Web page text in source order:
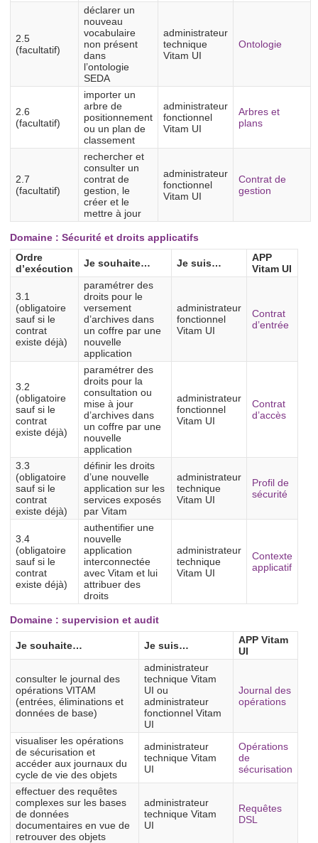
2.5
(facultatif)
déclarer un
nouveau
vocabulaire
non présent
dans
l’ontologie
SEDA
administrateur
technique
Vitam UI
Ontologie
2.6
(facultatif)
importer un
arbre de
positionnement
ou un plan de
classement
administrateur
fonctionnel
Vitam UI
Arbres et
plans
2.7
(facultatif)
rechercher et
consulter un
contrat de
gestion, le
créer et le
mettre à jour
administrateur
fonctionnel
Vitam UI
Contrat de
gestion
Domaine : Sécurité et droits applicatifs
Ordre
d’exécution
Je souhaite… Je suis…
APP
Vitam UI
3.1
(obligatoire
sauf si le
contrat
existe déjà)
paramétrer des
droits pour le
versement
d’archives dans
un coffre par une
nouvelle
application
administrateur
fonctionnel
Vitam UI
Contrat
d’entrée
3.2
(obligatoire
sauf si le
contrat
existe déjà)
paramétrer des
droits pour la
consultation ou
mise à jour
d’archives dans
un coffre par une
nouvelle
application
administrateur
fonctionnel
Vitam UI
Contrat
d’accès
3.3
(obligatoire
sauf si le
contrat
existe déjà)
définir les droits
d’une nouvelle
application sur les
services exposés
par Vitam
administrateur
technique
Vitam UI
Profil de
sécurité
3.4
(obligatoire
sauf si le
contrat
existe déjà)
authentifier une
nouvelle
application
interconnectée
avec Vitam et lui
attribuer des
droits
administrateur
technique
Vitam UI
Contexte
applicatif
Domaine : supervision et audit
Je souhaite… Je suis…
APP Vitam
UI
consulter le journal des
opérations VITAM
(entrées, éliminations et
données de base)
administrateur
technique Vitam
UI ou
administrateur
fonctionnel Vitam
UI
Journal des
opérations
visualiser les opérations
de sécurisation et
accéder aux journaux du
cycle de vie des objets
administrateur
technique Vitam
UI
Opérations
de
sécurisation
effectuer des requêtes
complexes sur les bases
de données
documentaires en vue de
retrouver des objets
administrateur
technique Vitam
UI
Requêtes
DSL